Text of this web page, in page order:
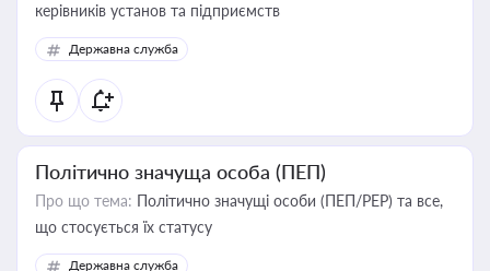
керівників установ та підприємств
Державна служба
Політично значуща особа (ПЕП)
Про що тема: Політично значущі особи (ПЕП/PEP) та все,
що стосується їх статусу
Державна служба